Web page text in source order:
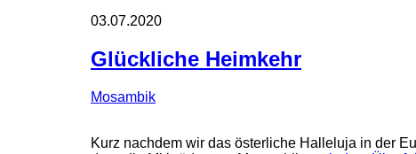
03.07.2020
Glückliche Heimkehr
Mosambik
Kurz nachdem wir das österliche Halleluja in der